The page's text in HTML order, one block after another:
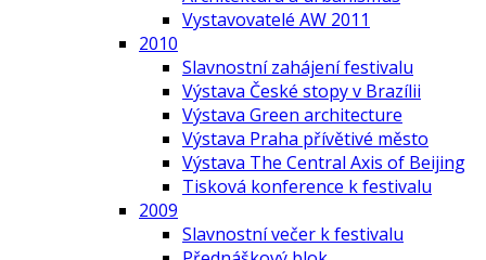
Vystavovatelé AW 2011
2010
Slavnostní zahájení festivalu
Výstava České stopy v Brazílii
Výstava Green architecture
Výstava Praha přívětivé město
Výstava The Central Axis of Beijing
Tisková konference k festivalu
2009
Slavnostní večer k festivalu